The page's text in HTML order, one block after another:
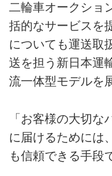
二輪車オークショ
括的なサービスを
についても運送取
送を担う新日本運
流一体型モデルを
「お客様の大切
に届けるためには
も信頼できる手段